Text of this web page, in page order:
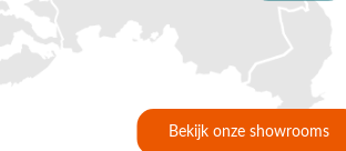
✔ Persoonlijk advies van specialisten
✔ 9.4/10 uit 19.500+ klantbeoordelingen
✔ Gratis verzending vanaf €50,-
Bekijk onze showrooms